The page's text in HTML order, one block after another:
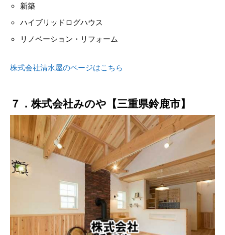
新築
ハイブリッドログハウス
リノベーション・リフォーム
株式会社清水屋のページはこちら
７．株式会社みのや【三重県鈴鹿市】